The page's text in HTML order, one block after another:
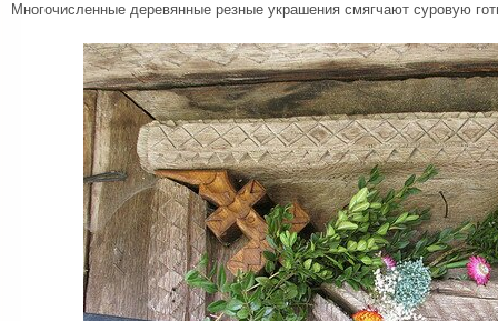
Многочисленные деревянные резные украшения смягчают суровую